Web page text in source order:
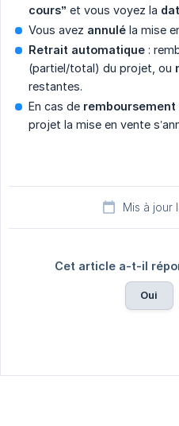
cours” et vous voyez la
Vous avez annulé la mise
Retrait automatique :
(partiel/total) du projet, ou
restantes.
En cas de
projet la mise en vente
Mis à jour
Cet article a-t-il
Oui